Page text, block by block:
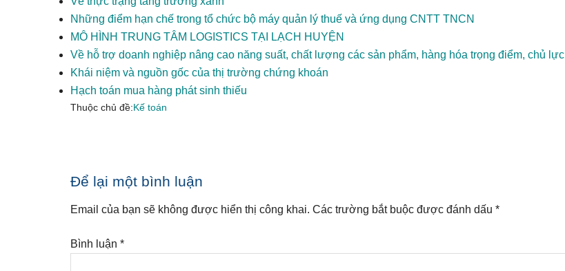
Những điểm hạn chế trong tổ chức bộ máy quản lý thuế và ứng dụng CNTT TNCN
MÔ HÌNH TRUNG TÂM LOGISTICS TẠI LẠCH HUYỆN
Về hỗ trợ doanh nghiệp nâng cao năng suất, chất lượng các sản phẩm, hàng hóa trọng điểm, chủ lực
Khái niệm và nguồn gốc của thị trường chứng khoán
Hạch toán mua hàng phát sinh thiếu
Thuộc chủ đề:Kế toán
Reader
Interactions
Để lại một bình luận
Email của bạn sẽ không được hiển thị công khai. Các trường bắt buộc được đánh dấu *
Bình luận *